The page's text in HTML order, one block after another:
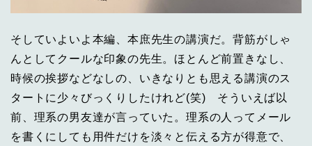
そしていよいよ本編、本庶先生の講演だ。背筋がしゃ
んとしてクールな印象の先生。ほとんど前置きなし、
時候の挨拶などなしの、いきなりとも思える講演のス
タートに少々びっくりしたけれど(笑) そういえば以
前、理系の男友達が言っていた。理系の人ってメール
を書くにしても用件だけを淡々と伝える方が得意で、